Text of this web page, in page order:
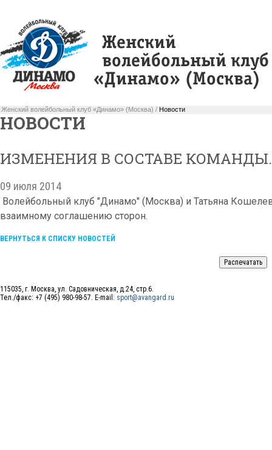
Женский волейбольный клуб «Динамо» (Москва) / Новости
НОВОСТИ
ИЗМЕНЕНИЯ В СОСТАВЕ КОМАНДЫ.
09 июля 2014
Волейбольный клуб "Динамо" (Москва) и Татьяна
взаимному соглашению сторон.
ВЕРНУТЬСЯ К СПИСКУ НОВОСТЕЙ
115035, г. Москва, ул. Садовническая, д.24, стр.6.
Тел./факс: +7 (495) 980-98-57. E-mail: sport@avangard.ru